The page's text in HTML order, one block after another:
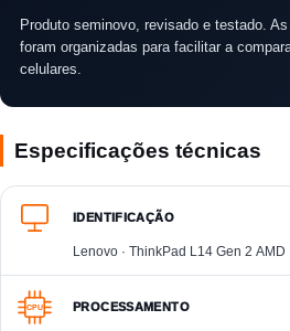
Produto seminovo, revisado e testado.
foram organizadas para facilitar a
celulares.
Especificações técnicas
IDENTIFICAÇÃO
Lenovo · ThinkPad L14 Gen 2 AMD
CPU PROCESSAMENTO